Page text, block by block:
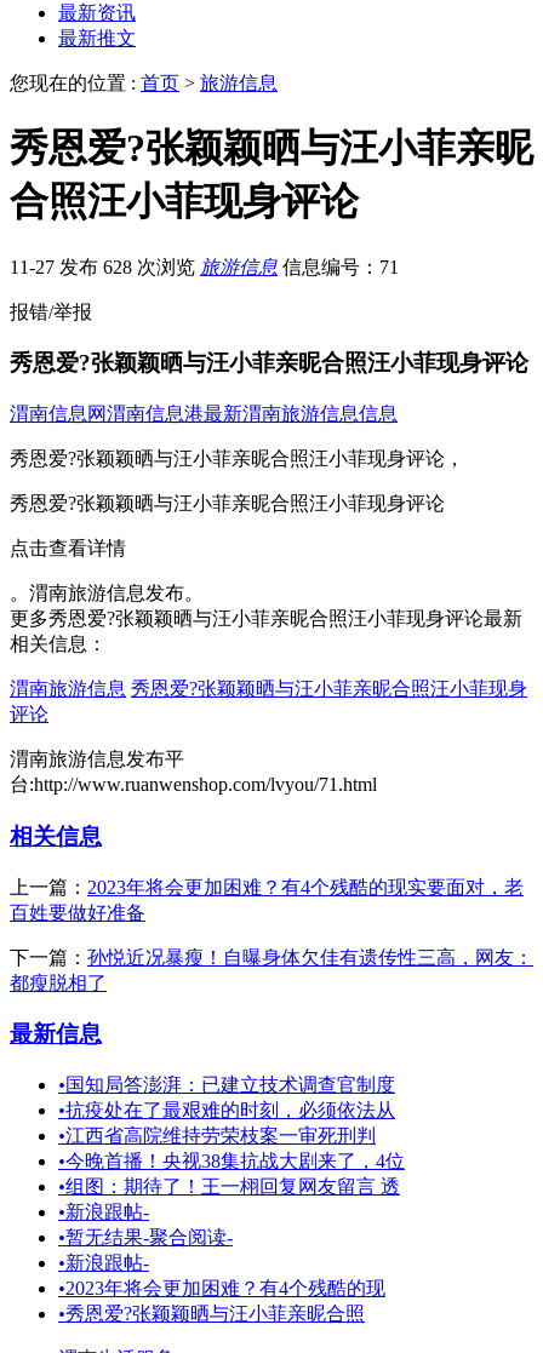
最新资讯
最新推文
您现在的位置 : 首页 > 旅游信息
秀恩爱?张颖颖晒与汪小菲亲昵
合照汪小菲现身评论
11-27 发布 628 次浏览 旅游信息 信息编号：71
报错/举报
秀恩爱?张颖颖晒与汪小菲亲昵合照汪小菲现身评论
渭南信息网渭南信息港最新渭南旅游信息信息
秀恩爱?张颖颖晒与汪小菲亲昵合照汪小菲现身评论，
秀恩爱?张颖颖晒与汪小菲亲昵合照汪小菲现身评论
点击查看详情
。渭南旅游信息发布。
更多秀恩爱?张颖颖晒与汪小菲亲昵合照汪小菲现身评论最新
相关信息：
渭南旅游信息 秀恩爱?张颖颖晒与汪小菲亲昵合照汪小菲现身
评论
渭南旅游信息发布平
台:http://www.ruanwenshop.com/lvyou/71.html
相关信息
上一篇： 2023年将会更加困难？有4个残酷的现实要面对，老
百姓要做好准备
下一篇： 孙悦近况暴瘦！自曝身体欠佳有遗传性三高，网友：
都瘦脱相了
最新信息
•国知局答澎湃：已建立技术调查官制度
•抗疫处在了最艰难的时刻，必须依法从
•江西省高院维持劳荣枝案一审死刑判
•今晚首播！央视38集抗战大剧来了，4位
•组图：期待了！王一栩回复网友留言 透
•新浪跟帖-
•暂无结果-聚合阅读-
•新浪跟帖-
•2023年将会更加困难？有4个残酷的现
•秀恩爱?张颖颖晒与汪小菲亲昵合照